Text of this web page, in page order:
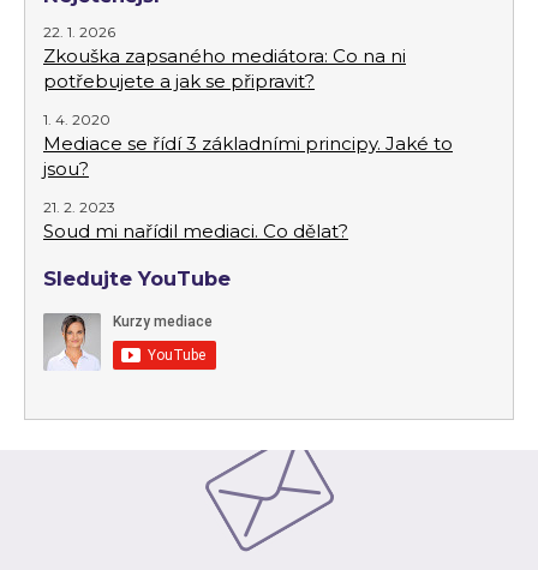
22. 1. 2026
Zkouška zapsaného mediátora: Co na ni
potřebujete a jak se připravit?
1. 4. 2020
Mediace se řídí 3 základními principy. Jaké to
jsou?
21. 2. 2023
Soud mi nařídil mediaci. Co dělat?
Sledujte YouTube